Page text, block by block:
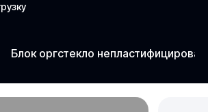
Блок оргстекло